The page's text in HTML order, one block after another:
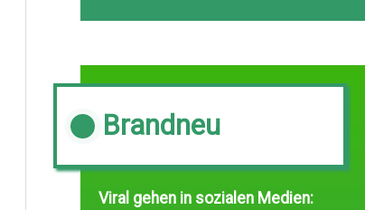
Brandneu
Viral gehen in sozialen Medien: